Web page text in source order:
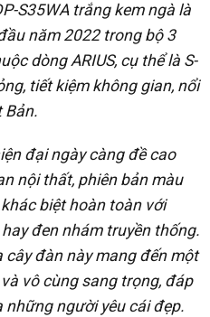
S35WA trắng kem ngà là
năm 2022 trong bộ 3
dòng ARIUS, cụ thể là S-
tiết kiệm không gian, nổi
Bản.
đại ngày càng đề cao
nội thất, phiên bản màu
biệt hoàn toàn với
đen nhám truyền thống.
cây đàn này mang đến một
vô cùng sang trọng, đáp
người yêu cái đẹp.